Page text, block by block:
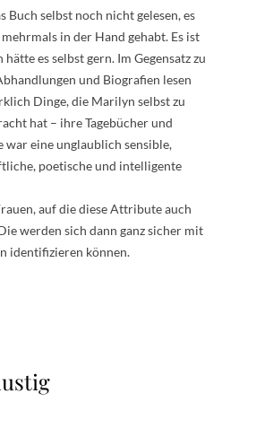
Buch selbst noch nicht gelesen, es
in der Hand gehabt. Es ist
es selbst gern. Im Gegensatz zu
und Biografien lesen
Dinge, die Marilyn selbst zu
hat – ihre Tagebücher und
war eine unglaublich sensible,
poetische und intelligente
auf die diese Attribute auch
werden sich dann ganz sicher mit
identifizieren können.